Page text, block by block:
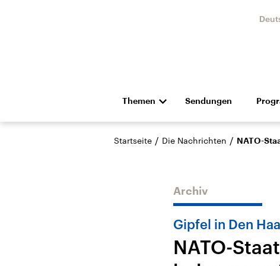
Themen
Die Nachrichten Politik
Hörspiel und Feature Musik
Landtagswahl Sachsen-
USA
Sendungen
Startseite / Die Nachrichten / NATO-
Archiv
Gipfel in Den
NATO-